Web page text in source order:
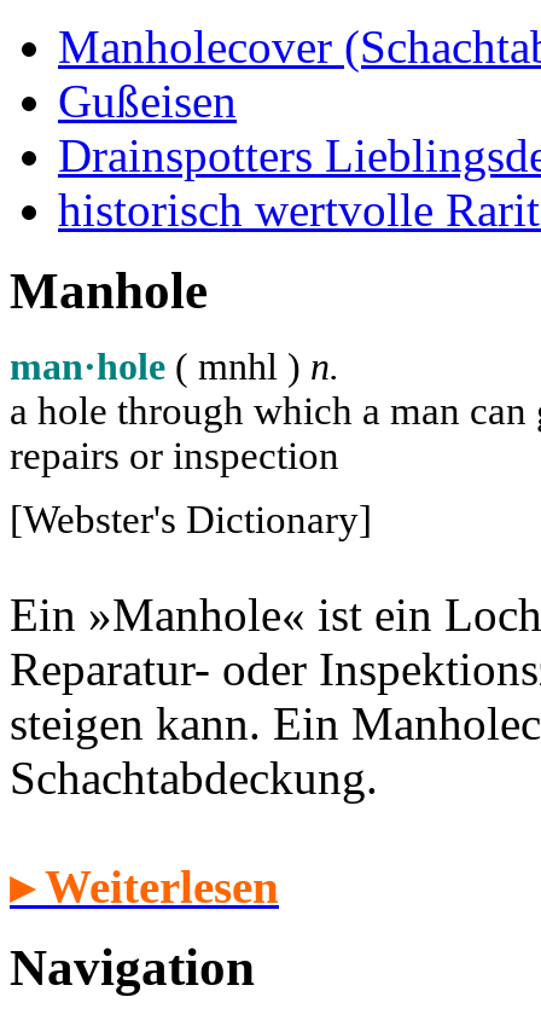
Manholecover
Gußeisen
Drainspotters
historisch wertvolle
Manhole
man·hole ( mnhl ) n.
a hole through which a man
repairs or inspection
[Webster's Dictionary]
Ein »Manhole« ist ein
Reparatur- oder
steigen kann. Ein
Schachtabdeckung.
▸ Weiterlesen
Navigation